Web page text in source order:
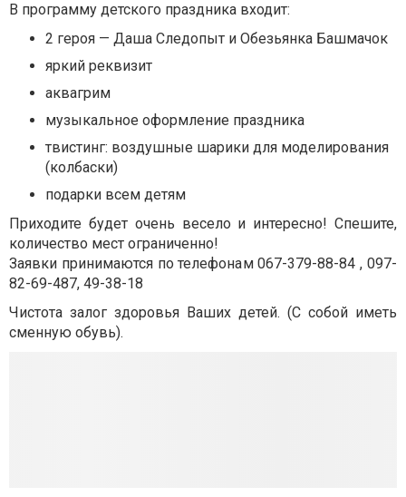
В программу детского праздника входит:
2 героя — Даша Следопыт и Обезьянка Башмачок
яркий реквизит
аквагрим
музыкальное оформление праздника
твистинг: воздушные шарики для моделирования
(колбаски)
подарки всем детям
Приходите будет очень весело и интересно! Спешите,
количество мест ограниченно!
Заявки принимаются по телефонам 067-379-88-84 , 097-
82-69-487, 49-38-18
Чистота залог здоровья Ваших детей. (С собой иметь
сменную обувь).